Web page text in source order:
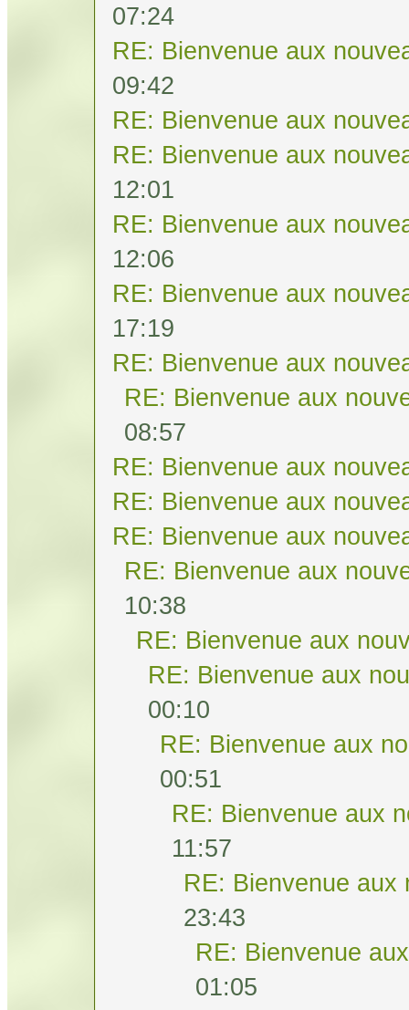
07:24
RE: Bienvenue aux
09:42
RE: Bienvenue aux
RE: Bienvenue aux
12:01
RE: Bienvenue aux
12:06
RE: Bienvenue aux
17:19
RE: Bienvenue aux
RE: Bienvenue aux
08:57
RE: Bienvenue aux
RE: Bienvenue aux
RE: Bienvenue aux
RE: Bienvenue aux
10:38
RE: Bienvenue aux
RE: Bienvenue aux
00:10
RE: Bienvenue aux
00:51
RE: Bienvenue aux
11:57
RE: Bienvenue aux
23:43
RE: Bienvenue
01:05